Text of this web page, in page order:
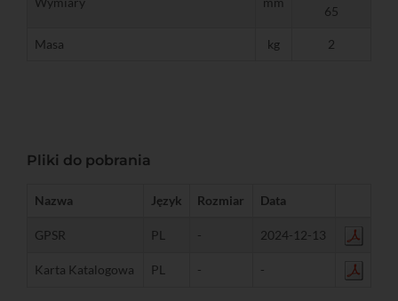
65
Masa kg 2
Pliki do pobrania
Nazwa Język Rozmiar Data
GPSR PL - 2024-12-13
Karta Katalogowa PL - -